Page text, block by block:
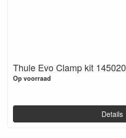
Thule Evo Clamp kit 145020
Op voorraad
Details